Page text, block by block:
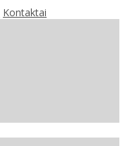
Kontaktai